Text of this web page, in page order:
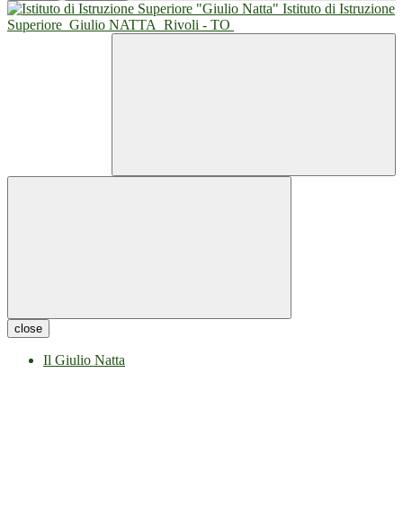
Istituto di Istruzione
Superiore Giulio NATTA Rivoli - TO
close
Il Giulio Natta